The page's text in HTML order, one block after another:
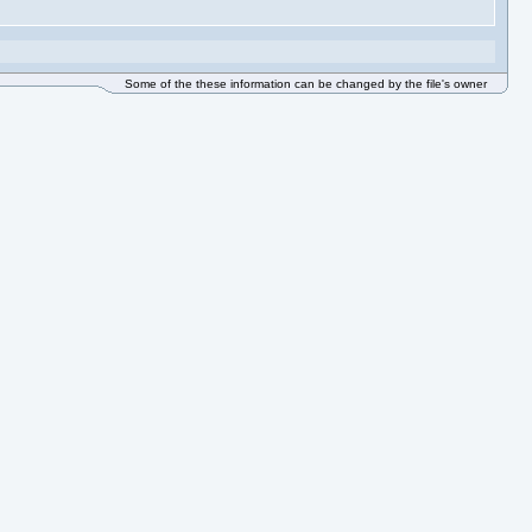
Some of the these information can be changed by the file's owner